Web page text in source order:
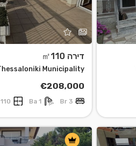
דירה ㎡110
€208,000
3 Br
1 Ba
110 m